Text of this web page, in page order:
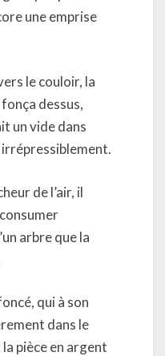
une emprise
le couloir, la
dessus,
un vide dans
de l’air, il
arbre que la
qui à son
dans le
pièce en argent